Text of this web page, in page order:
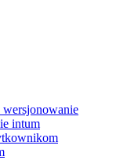
wersjonowanie
intum